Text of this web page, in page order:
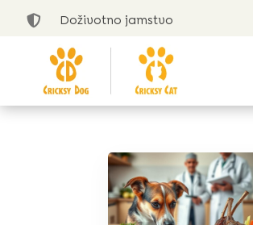
 Doživotno jamstvo